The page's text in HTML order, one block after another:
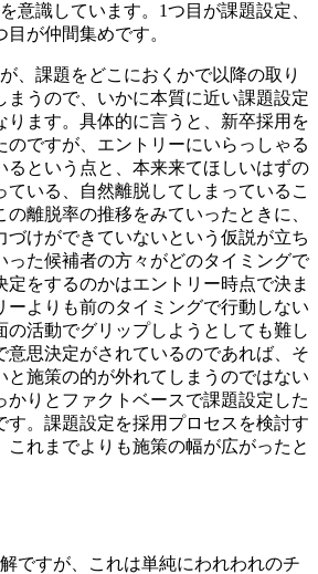
意識しています。1つ目が課題設定、
が仲間集めです。
、課題をどこにおくかで以降の取り
まうので、いかに本質に近い課題設定
ります。具体的に言うと、新卒採用を
のですが、エントリーにいらっしゃる
るという点と、本来来てほしいはずの
ている、自然離脱してしまっているこ
離脱率の推移をみていったときに、
づけができていないという仮説が立ち
った候補者の方々がどのタイミングで
定をするのかはエントリー時点で決ま
ーよりも前のタイミングで行動しない
の活動でグリップしようとしても難し
意思決定がされているのであれば、そ
と施策の的が外れてしまうのではない
かりとファクトベースで課題設定した
す。課題設定を採用プロセスを検討す
これまでよりも施策の幅が広がったと
ですが、これは単純にわれわれのチ